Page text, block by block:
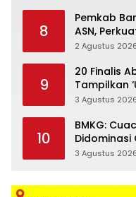
8
Pemkab
ASN,
Publik
2 Agustus
9
20 Finalis
Tampilkan
dan Lenong
3 Agustus
10
BMKG:
Didominasi
Berpotensi
3 Agustus